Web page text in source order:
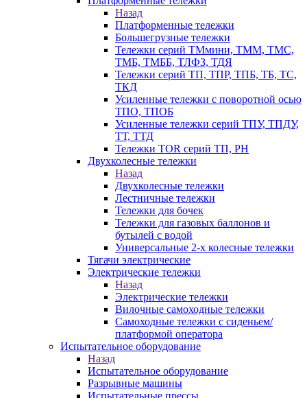
Назад
Платформенные тележки
Большегрузные тележки
Тележки серий ТМмини, ТММ, ТМС,
ТМБ, ТМББ, ТЛФЗ, ТДЯ
Тележки серий ТП, ТПР, ТПБ, ТБ, ТС,
ТКД
Усиленные тележки с поворотной осью
ТПО, ТПОБ
Усиленные тележки серий ТПУ, ТПДУ,
ТТ, ТТД
Тележки TOR серий ТП, PH
Двухколесные тележки
Назад
Двухколесные тележки
Лестничные тележки
Тележки для бочек
Тележки для газовых баллонов и
бутылей с водой
Универсальные 2-х колесные тележки
Тягачи электрические
Электрические тележки
Назад
Электрические тележки
Вилочные самоходные тележки
Самоходные тележки с сиденьем/
платформой оператора
Испытательное оборудование
Назад
Испытательное оборудование
Разрывные машины
Испытательные прессы